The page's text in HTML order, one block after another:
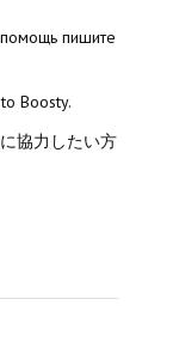
помощь пишите
Boosty.
協力したい方